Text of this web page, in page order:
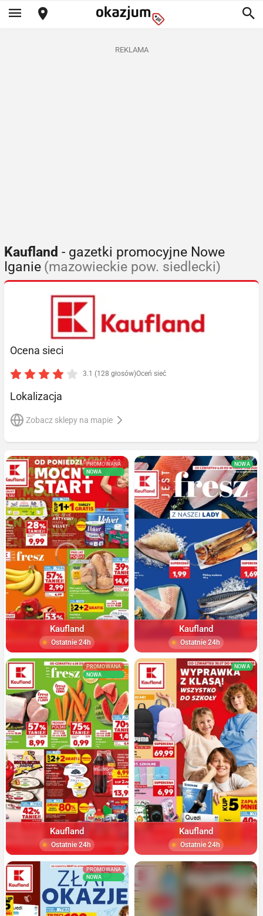
REKLAMA
Kaufland - gazetki promocyjne Nowe
Iganie (mazowieckie pow. siedlecki)
Ocena sieci
3.1 (128 głosów)Oceń sieć
Lokalizacja
Zobacz sklepy na mapie
PROMOWANA
NOWA
Kaufland
Ostatnie 24h
NOWA
Kaufland
Ostatnie 24h
PROMOWANA
NOWA
Kaufland
Ostatnie 24h
NOWA
Kaufland
Ostatnie 24h
PROMOWANA
NOWA